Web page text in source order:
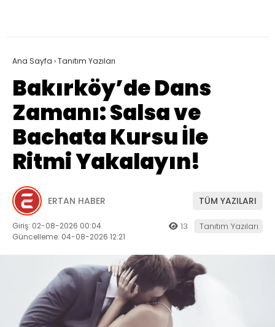
Ana Sayfa ›Tanıtım Yazıları
Bakırköy’de Dans
Zamanı: Salsa ve
Bachata Kursu İle
Ritmi Yakalayın!
ERTAN HABER TÜM YAZILARI
Giriş: 02-08-2026 00:04
Güncelleme: 04-08-2026 12:21
13 Tanıtım Yazıları